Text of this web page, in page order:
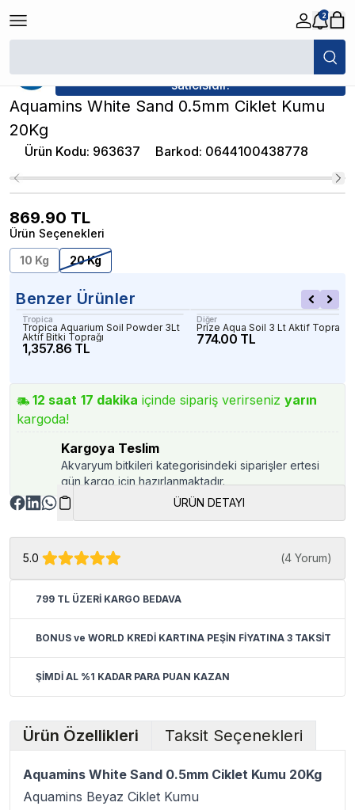
2
/ Aquamins White Sand 0.5mm Ciklet Kumu
satıcısıdır.
Aquamins White Sand 0.5mm Ciklet Kumu
20Kg
Ürün Kodu: 963637 Barkod: 0644100438778
869.90 TL
Ürün Seçenekleri
10 Kg
20 Kg
Benzer Ürünler
Tropica
Tropica Aquarium Soil Powder 3Lt
Aktif Bitki Toprağı
1,357.86 TL
Diğer
Prize Aqua Soil 3 Lt Aktif Toprak
774.00 TL
12 saat 17 dakika içinde sipariş verirseniz yarın
kargoda!
Kargoya Teslim
Akvaryum bitkileri kategorisindeki siparişler ertesi
gün kargo için hazırlanmaktadır.
ÜRÜN DETAYI
5.0 (4 Yorum)
799 TL ÜZERİ KARGO BEDAVA
BONUS ve WORLD KREDİ KARTINA PEŞİN FİYATINA 3 TAKSİT
ŞİMDİ AL %1 KADAR PARA PUAN KAZAN
Ürün Özellikleri Taksit Seçenekleri
Aquamins White Sand 0.5mm Ciklet Kumu 20Kg
Aquamins Beyaz Ciklet Kumu